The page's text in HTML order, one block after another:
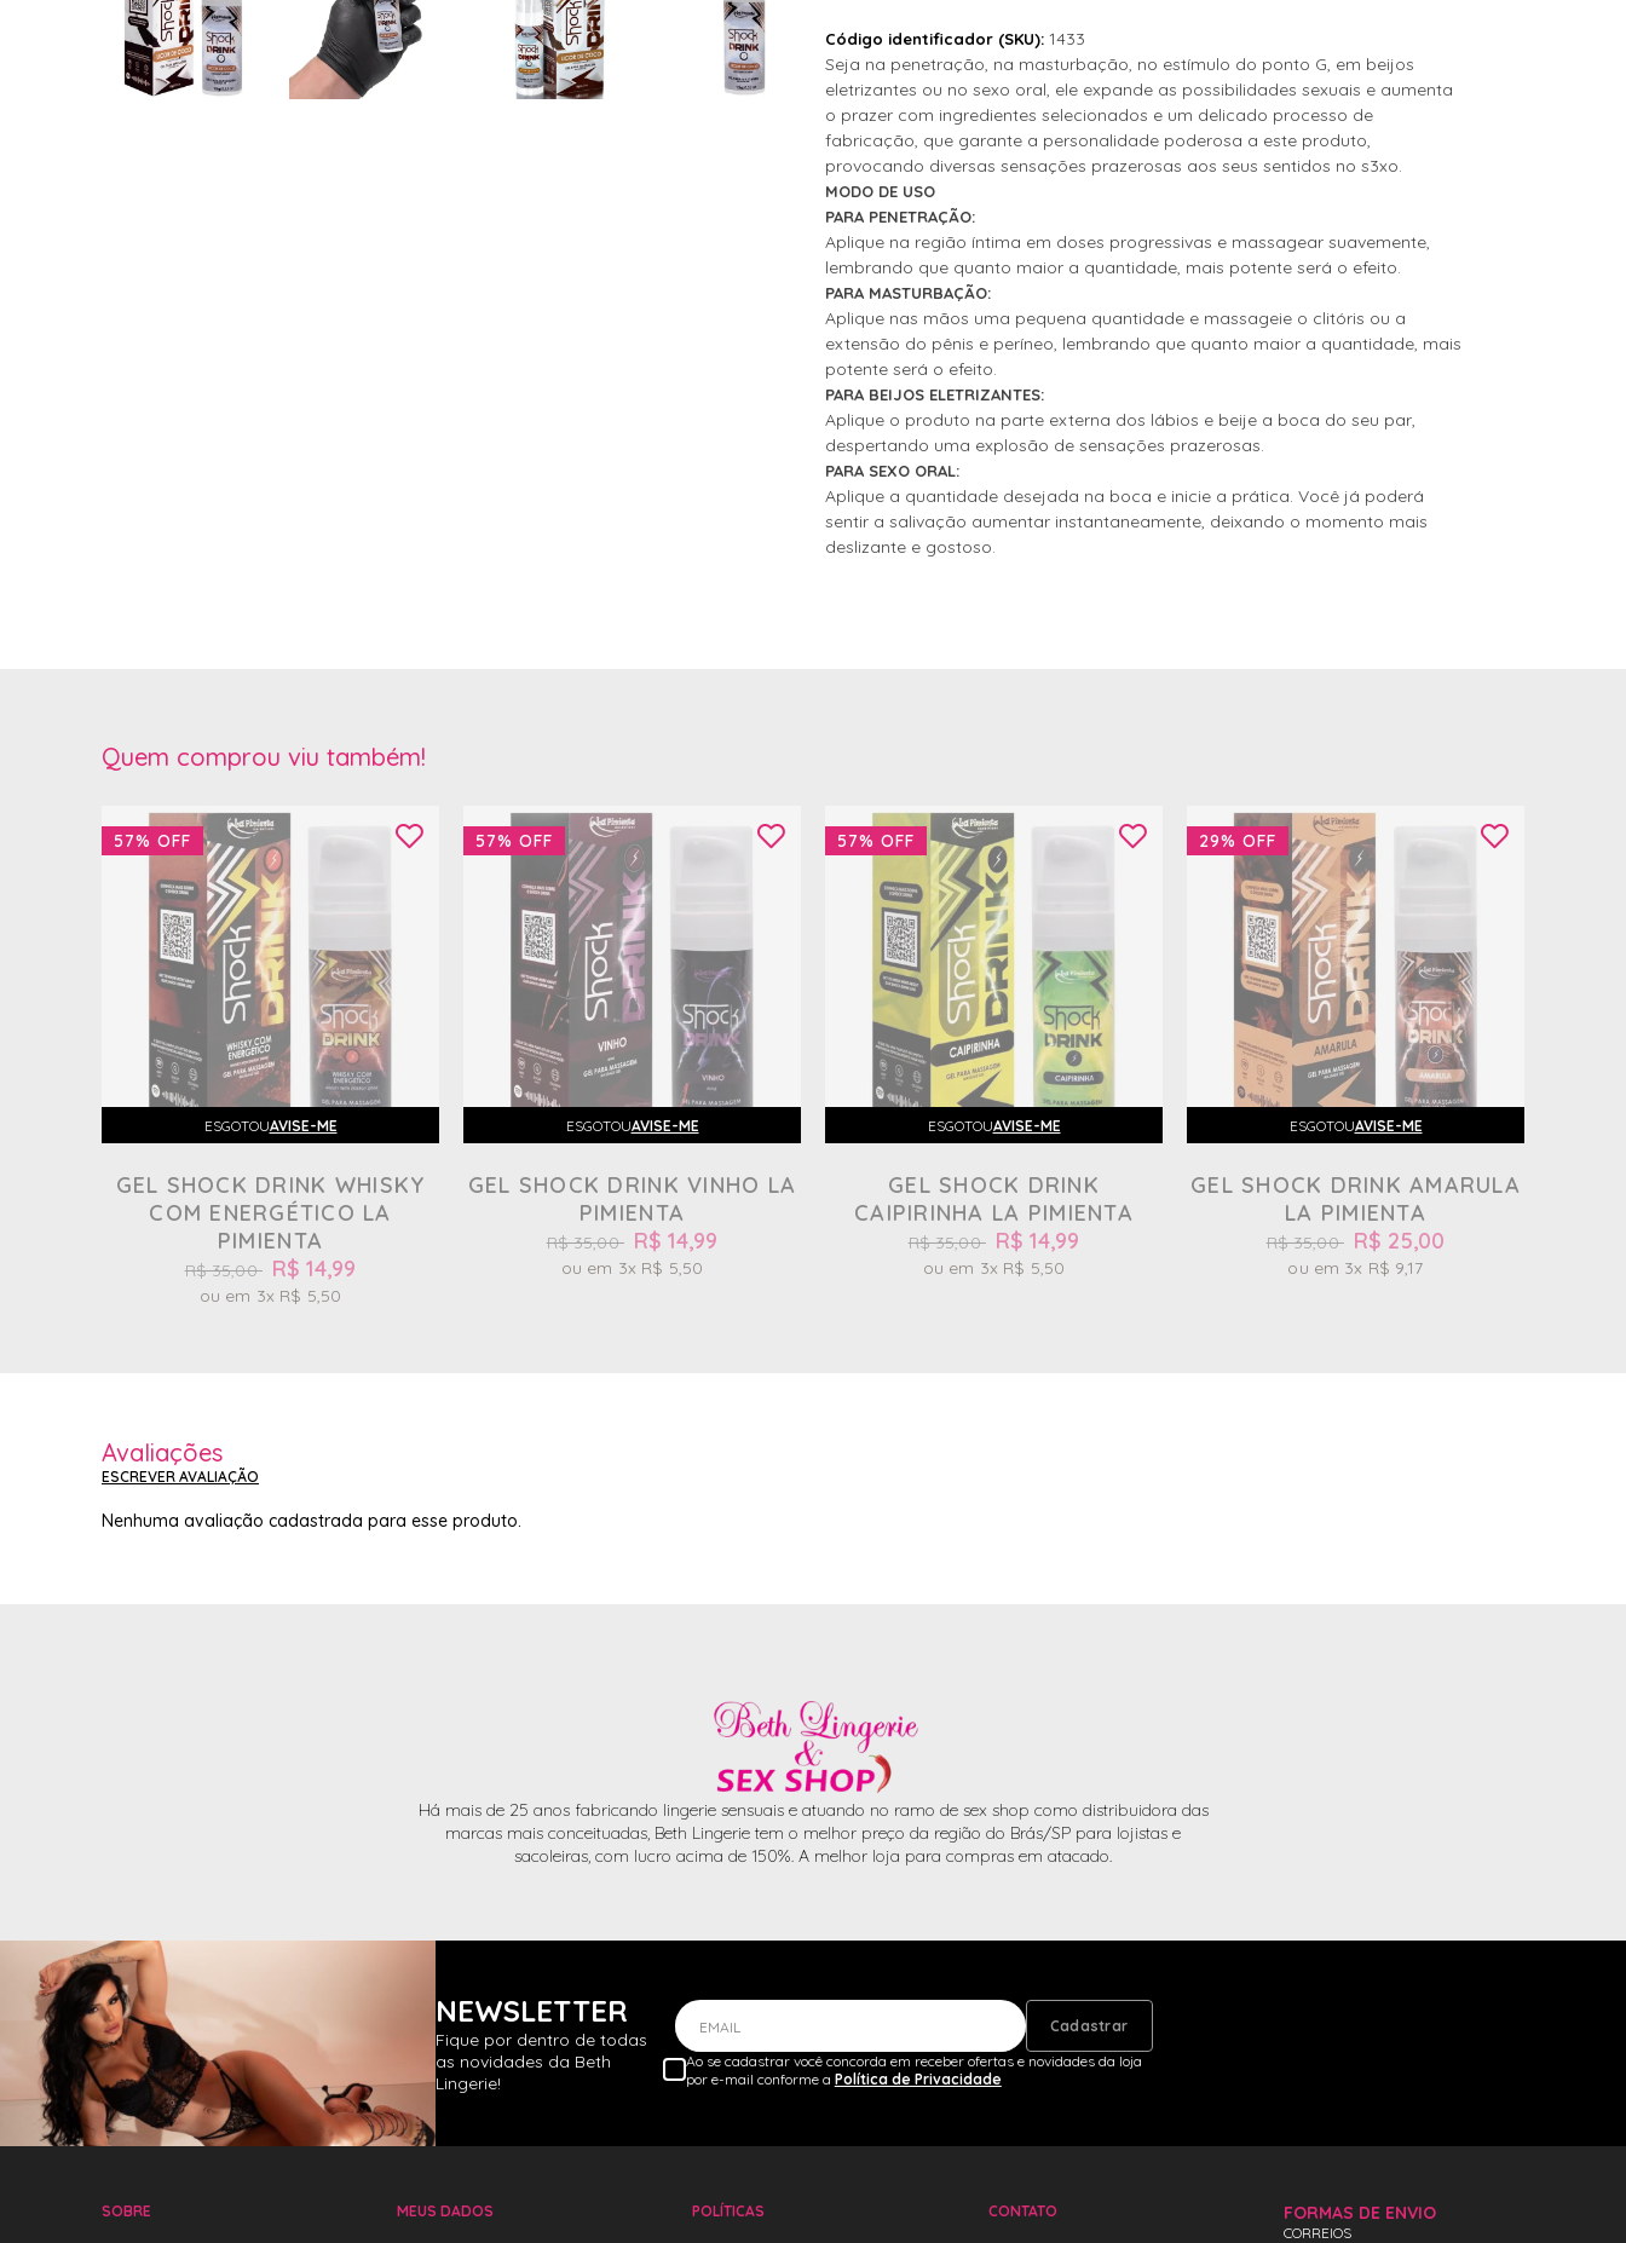
Código identificador (SKU): 1433
Seja na penetração, na masturbação, no estímulo do ponto G, em beijos
eletrizantes ou no sexo oral, ele expande as possibilidades sexuais e aumenta
o prazer com ingredientes selecionados e um delicado processo de
fabricação, que garante a personalidade poderosa a este produto,
provocando diversas sensações prazerosas aos seus sentidos no s3xo.
MODO DE USO
PARA PENETRAÇÃO:
Aplique na região íntima em doses progressivas e massagear suavemente,
lembrando que quanto maior a quantidade, mais potente será o efeito.
PARA MASTURBAÇÃO:
Aplique nas mãos uma pequena quantidade e massageie o clitóris ou a
extensão do pênis e períneo, lembrando que quanto maior a quantidade, mais
potente será o efeito.
PARA BEIJOS ELETRIZANTES:
Aplique o produto na parte externa dos lábios e beije a boca do seu par,
despertando uma explosão de sensações prazerosas.
PARA SEXO ORAL:
Aplique a quantidade desejada na boca e inicie a prática. Você já poderá
sentir a salivação aumentar instantaneamente, deixando o momento mais
deslizante e gostoso.
Quem comprou viu também!
57% OFF
ESGOTOUAVISE-ME
GEL SHOCK DRINK WHISKY
COM ENERGÉTICO LA
PIMIENTA
R$ 35,00 R$ 14,99
3x R$ 5,50
57% OFF
ESGOTOUAVISE-ME
GEL SHOCK DRINK VINHO LA
PIMIENTA
R$ 35,00 R$ 14,99
3x R$ 5,50
57% OFF
ESGOTOUAVISE-ME
GEL SHOCK DRINK
CAIPIRINHA LA PIMIENTA
R$ 35,00 R$ 14,99
3x R$ 5,50
29% OFF
ESGOTOUAVISE-ME
GEL SHOCK DRINK AMARULA
LA PIMIENTA
R$ 35,00 R$ 25,00
3x R$ 9,17
Avaliações
ESCREVER AVALIAÇÃO
Nenhuma avaliação cadastrada para esse produto.
Há mais de 25 anos fabricando lingerie sensuais e atuando no ramo de sex shop como distribuidora das
marcas mais conceituadas, Beth Lingerie tem o melhor preço da região do Brás/SP para lojistas e
sacoleiras, com lucro acima de 150%. A melhor loja para compras em atacado.
NEWSLETTER
Fique por dentro de todas
as novidades da Beth
Lingerie!
EMAIL
Cadastrar
Ao se cadastrar você concorda em receber ofertas e novidades da loja
por e-mail conforme a Política de Privacidade
SOBRE MEUS DADOS POLÍTICAS CONTATO FORMAS DE ENVIO
CORREIOS